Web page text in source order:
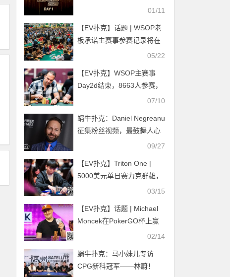
憾出局 Daniel Smiljkovic领
01/11
【EV扑克】话题 | WSOP老
板承诺主赛事参赛记录将在
05/22
【EV扑克】WSOP主赛事
Day2d结束，8663人参赛，
07/10
蜗牛扑克：Daniel Negreanu
征集粉丝视频，最鼓舞人心
的那位奖励 $30K铂金赛事通
09/27
【EV扑克】Triton One |
5000美元单日赛力克群雄，
中国选手Chen Peng豪取生
03/15
【EV扑克】话题 | Michael
Moncek在PokerGO杯上赢
02/14
蜗牛扑克：马小妹儿专访
CPG新科冠军——林蔚！